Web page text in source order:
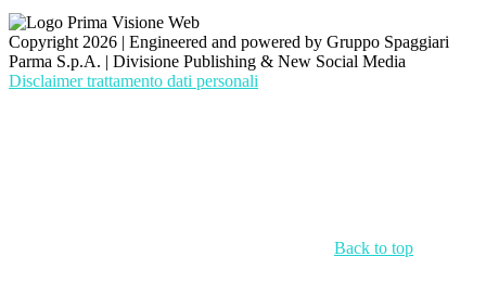
Copyright 2026 | Engineered and powered by Gruppo Spaggiari
Parma S.p.A. | Divisione Publishing & New Social Media
Disclaimer trattamento dati personali
Back to top